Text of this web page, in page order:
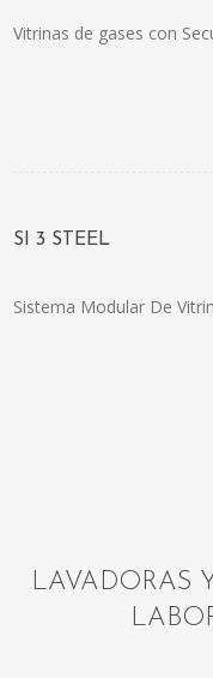
Vitrinas de gases con
SI 3 STEEL
Sistema Modular De
LAVADORAS